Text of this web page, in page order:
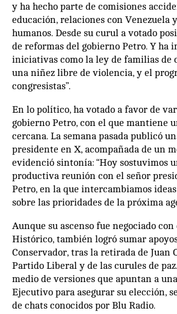
y ha hecho parte de comisiones
educación, relaciones con Venezuela
humanos. Desde su curul a votado
de reformas del gobierno Petro. Y ha
iniciativas como la ley de familias de
una niñez libre de violencia, y el
congresistas”.
En lo político, ha votado a favor de
gobierno Petro, con el que mantiene
cercana. La semana pasada publicó
presidente en X, acompañada de un
evidenció sintonía: “Hoy sostuvimos
productiva reunión con el señor
Petro, en la que intercambiamos
sobre las prioridades de la próxima
Aunque su ascenso fue negociado
Histórico, también logró sumar
Conservador, tras la retirada de Juan
Partido Liberal y de las curules de
medio de versiones que apuntan a
Ejecutivo para asegurar su elección,
de chats conocidos por Blu Radio.